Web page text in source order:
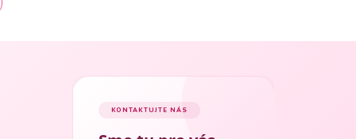
KONTAKTUJTE NÁS